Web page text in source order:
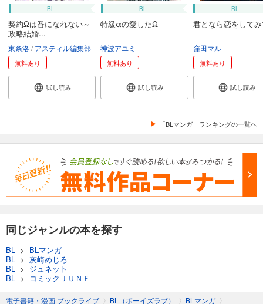
BL
契約Ωは番になれない～
政略結婚...
東条洛 アスティル編集部
無料あり
試し読み
BL
特級αの愛したΩ
神波アユミ
無料あり
試し読み
BL
君となら恋をして
窪田マル
無料あり
試し読み
「BLマンガ」ランキングの一覧へ
同じジャンルの本を探す
BL > BLマンガ
BL > 灰崎めじろ
BL > ジュネット
BL > コミックＪＵＮＥ
電子書籍・漫画 ブックライブ 〉 BL（ボーイズラブ） 〉 BLマンガ 〉